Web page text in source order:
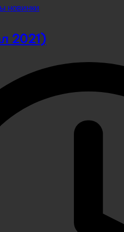
новинки
2021)